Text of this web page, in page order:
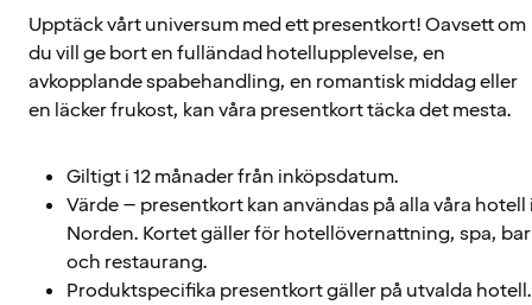
Upptäck vårt universum med ett presentkort! Oavsett om
du vill ge bort en fulländad hotellupplevelse, en
avkopplande spabehandling, en romantisk middag eller
en läcker frukost, kan våra presentkort täcka det mesta.
Giltigt i 12 månader från inköpsdatum.
Värde – presentkort kan användas på alla våra hotell
Norden. Kortet gäller för hotellövernattning, spa, bar
och restaurang.
Produktspecifika presentkort gäller på utvalda hotell.